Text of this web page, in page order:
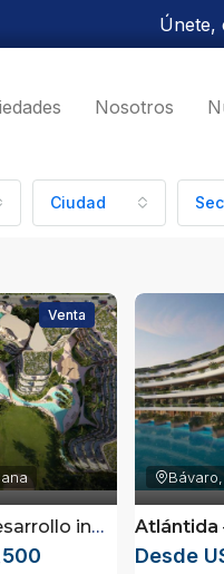
Únete,
Nosotros
Ciudad
Venta
de lujo ubicado en Cabeza de Toro, Punta Cana Atlántida
Desde